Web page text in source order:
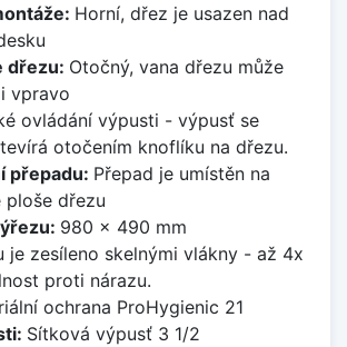
Horní, dřez je usazen nad
dřezu: Otočný, vana dřezu může
vpravo
ovládání výpusti - výpusť se
otočením knoflíku na dřezu.
přepadu: Přepad je umístěn na
dřezu
980 x 490 mm
je zesíleno skelnými vlákny - až 4x
proti nárazu.
ochrana ProHygienic 21
Sítková výpusť 3 1/2